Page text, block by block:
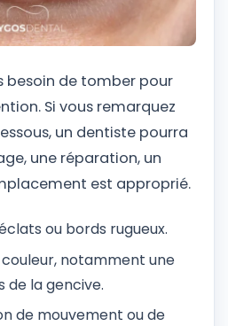
besoin de tomber pour
Si vous remarquez
un dentiste pourra
une réparation, un
est approprié.
ou bords rugueux.
notamment une
de la gencive.
de mouvement ou de